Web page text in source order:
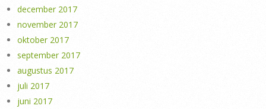
december 2017
november 2017
oktober 2017
september 2017
augustus 2017
juli 2017
juni 2017